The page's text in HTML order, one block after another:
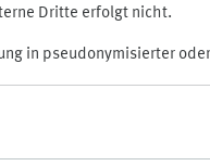
Dritte erfolgt nicht.
in pseudonymisierter